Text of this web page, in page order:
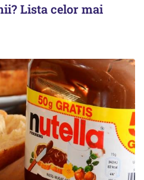
Lista celor mai